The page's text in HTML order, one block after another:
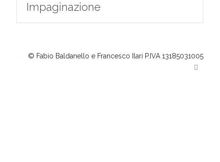
Impaginazione
© Fabio Baldanello e Francesco Ilari P.IVA 13185031005